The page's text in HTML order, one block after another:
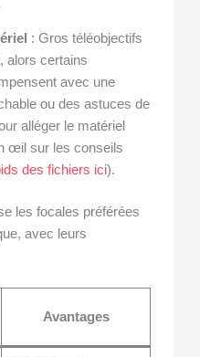
: Gros téléobjectifs
alors certains
avec une
ou des astuces de
alléger le matériel
œil sur les conseils
des fichiers ici).
les focales préférées
avec leurs
Avantages